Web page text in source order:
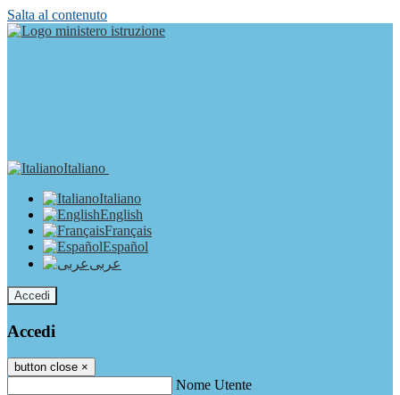
Salta al contenuto
Italiano
Italiano
English
Français
Español
عربى
Accedi
Accedi
button close ×
Nome Utente